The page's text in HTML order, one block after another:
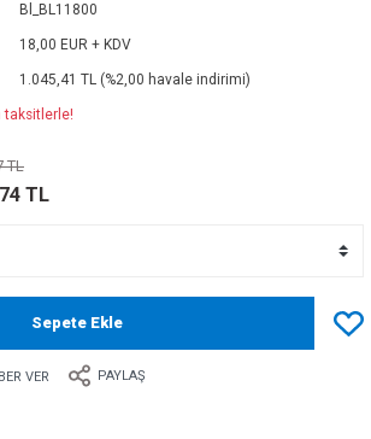
Bl_BL11800
18,00 EUR + KDV
1.045,41 TL (%2,00 havale indirimi)
taksitlerle!
TL
TL
Sepete Ekle
VER PAYLAŞ